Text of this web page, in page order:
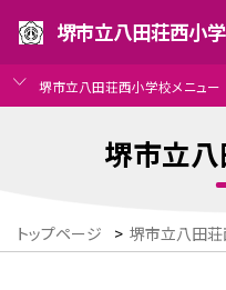
堺市立八田荘西小
堺市立八田荘西小学校メニュー
堺市立
トップページ > 堺市立八田